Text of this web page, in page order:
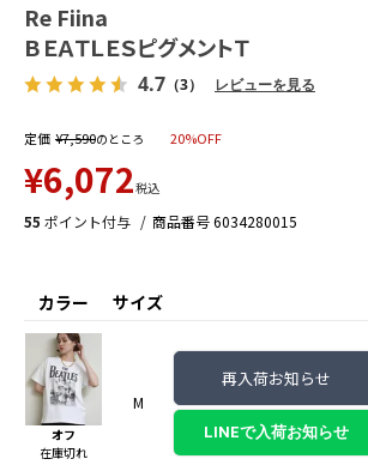
Re Fiina
ＢＥＡＴＬＥＳピグメントＴ
4.7 （3） レビューを見る
定価 ¥7,590のところ 20%OFF
¥6,072税込
55 ポイント付与 商品番号6034280015
サイズ
カラー
オフ
在庫切れ
M
再入荷お知らせ